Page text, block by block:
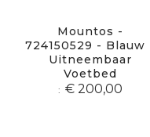
Mountos -
724150529 - Blauw
Uitneembaar
Voetbed
€ 200,00